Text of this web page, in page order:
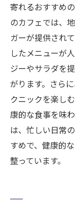
寄れるおすすめ
のカフェでは、
ガーが提供され
したメニューが
ジーやサラダを
がります。さら
クニックを楽し
康的な食事を味
は、忙しい日常
すめで、健康的
整っています。